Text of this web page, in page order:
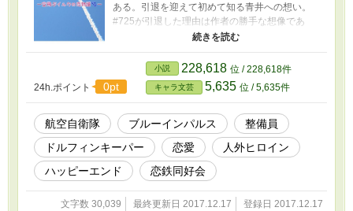
ある。引退を迎えて初めて知る青井への想い。
#725が引退した理由は作者の勝手な想像であ
り、退役後の扱いも全てフィクションです。 そ
の後の二人で整備員を束ねている坂東三佐は、
鏡野ゆう様の「今日も青空、イルカ日和」に出
ておられます。お名前お借りしました。ご許可
いただきありがとうございました。 ※小説化に
なろうにも投稿しております。
24h.ポイント 0pt
小説 228,618 位 / 228,618件
キャラ文芸 5,635 位 / 5,635件
航空自衛隊 ブルーインパルス
整備員
ドルフィンキーパー
恋愛
人外ヒロイン
ハッピーエンド
恋鉄同好会
文字数 30,039 最終更新日 2017.12.17 登録日 2017.12.17